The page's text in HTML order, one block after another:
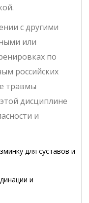
с другими
или
по
российских
травмы
дисциплине
и
для суставов и
и